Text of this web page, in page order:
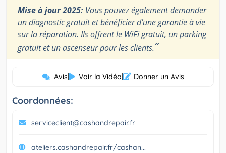
Mise à jour 2025: Vous pouvez également demander
un diagnostic gratuit et bénéficier d’une garantie à vie
sur la réparation. Ils offrent le WiFi gratuit, un parking
gratuit et un ascenseur pour les clients.”
Avis| Voir la Vidéo| Donner un Avis
Coordonnées:
serviceclient@cashandrepair.fr
ateliers.cashandrepair.fr/cashan...